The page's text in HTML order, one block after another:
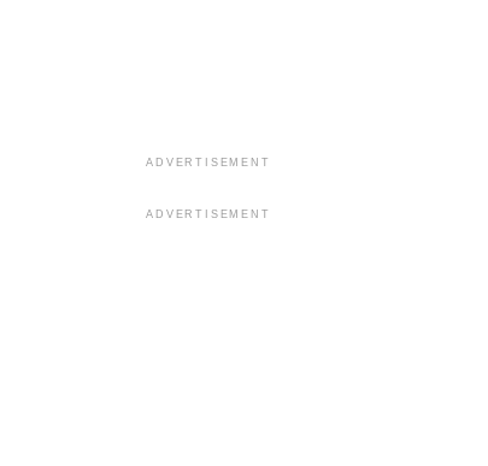
ADVERTISEMENT
ADVERTISEMENT